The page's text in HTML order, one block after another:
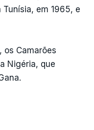
em 1965, e
os Camarões
Nigéria, que